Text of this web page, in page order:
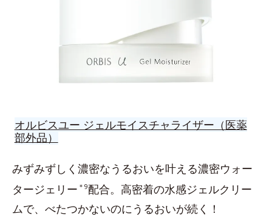
オルビスユー ジェルモイスチャライザー（医薬
部外品）
みずみずしく濃密なうるおいを叶える濃密ウォー
タージェリー ＊9配合。高密着の水感ジェルクリー
ムで、べたつかないのにうるおいが続く！